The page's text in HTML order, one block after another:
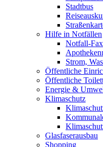
Stadtbus
Hilfe in Notfällen
Notfall-Fax
Strom,
Öffentliche
Öffentliche
Energie &
Klimaschutz
Glasfaserausbau
Shopping